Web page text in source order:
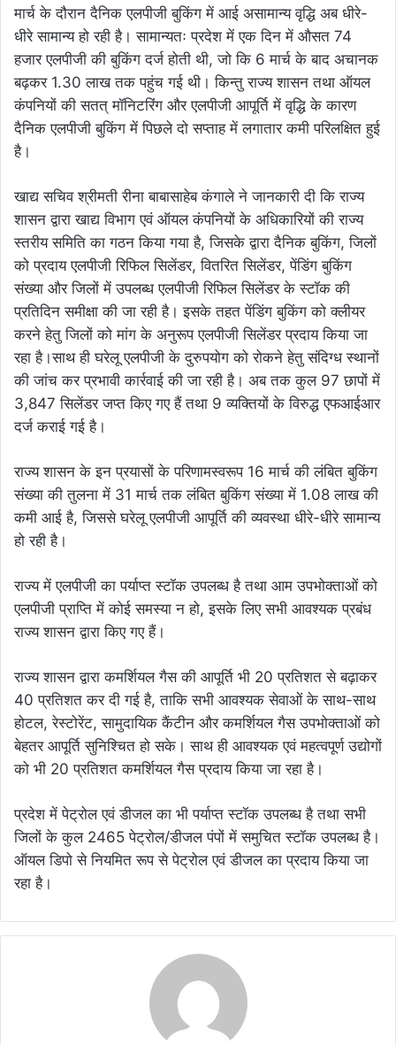
मार्च के दौरान दैनिक एलपीजी बुकिंग में आई असामान्य वृद्धि अब धीरे-
धीरे सामान्य हो रही है। सामान्यतः प्रदेश में एक दिन में औसत 74
हजार एलपीजी की बुकिंग दर्ज होती थी, जो कि 6 मार्च के बाद अचानक
बढ़कर 1.30 लाख तक पहुंच गई थी। किन्तु राज्य शासन तथा ऑयल
कंपनियों की सतत् मॉनिटरिंग और एलपीजी आपूर्ति में वृद्धि के कारण
दैनिक एलपीजी बुकिंग में पिछले दो सप्ताह में लगातार कमी परिलक्षित हुई
है।
खाद्य सचिव श्रीमती रीना बाबासाहेब कंगाले ने जानकारी दी कि राज्य
शासन द्वारा खाद्य विभाग एवं ऑयल कंपनियों के अधिकारियों की राज्य
स्तरीय समिति का गठन किया गया है, जिसके द्वारा दैनिक बुकिंग, जिलों
को प्रदाय एलपीजी रिफिल सिलेंडर, वितरित सिलेंडर, पेंडिंग बुकिंग
संख्या और जिलों में उपलब्ध एलपीजी रिफिल सिलेंडर के स्टॉक की
प्रतिदिन समीक्षा की जा रही है। इसके तहत पेंडिंग बुकिंग को क्लीयर
करने हेतु जिलों को मांग के अनुरूप एलपीजी सिलेंडर प्रदाय किया जा
रहा है।साथ ही घरेलू एलपीजी के दुरुपयोग को रोकने हेतु संदिग्ध स्थानों
की जांच कर प्रभावी कार्रवाई की जा रही है। अब तक कुल 97 छापों में
3,847 सिलेंडर जप्त किए गए हैं तथा 9 व्यक्तियों के विरुद्ध एफआईआर
दर्ज कराई गई है।
राज्य शासन के इन प्रयासों के परिणामस्वरूप 16 मार्च की लंबित बुकिंग
संख्या की तुलना में 31 मार्च तक लंबित बुकिंग संख्या में 1.08 लाख की
कमी आई है, जिससे घरेलू एलपीजी आपूर्ति की व्यवस्था धीरे-धीरे सामान्य
हो रही है।
राज्य में एलपीजी का पर्याप्त स्टॉक उपलब्ध है तथा आम उपभोक्ताओं को
एलपीजी प्राप्ति में कोई समस्या न हो, इसके लिए सभी आवश्यक प्रबंध
राज्य शासन द्वारा किए गए हैं।
राज्य शासन द्वारा कमर्शियल गैस की आपूर्ति भी 20 प्रतिशत से बढ़ाकर
40 प्रतिशत कर दी गई है, ताकि सभी आवश्यक सेवाओं के साथ-साथ
होटल, रेस्टोरेंट, सामुदायिक कैंटीन और कमर्शियल गैस उपभोक्ताओं को
बेहतर आपूर्ति सुनिश्चित हो सके। साथ ही आवश्यक एवं महत्वपूर्ण उद्योगों
को भी 20 प्रतिशत कमर्शियल गैस प्रदाय किया जा रहा है।
प्रदेश में पेट्रोल एवं डीजल का भी पर्याप्त स्टॉक उपलब्ध है तथा सभी
जिलों के कुल 2465 पेट्रोल/डीजल पंपों में समुचित स्टॉक उपलब्ध है।
ऑयल डिपो से नियमित रूप से पेट्रोल एवं डीजल का प्रदाय किया जा
रहा है।